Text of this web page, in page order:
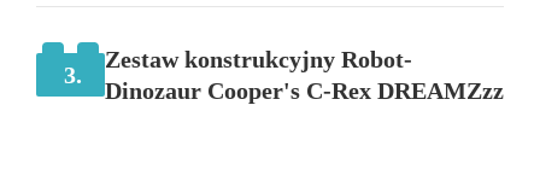
3.
Zestaw konstrukcyjny Robot-
Dinozaur Cooper's C-Rex DREAMZzz